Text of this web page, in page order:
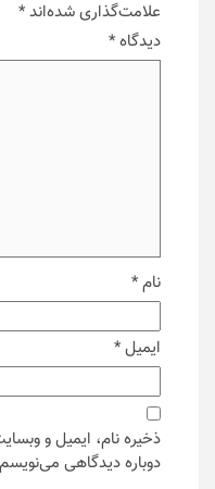
علامت‌گذاری شده‌اند*
دیدگاه*
نام*
ایمیل*
ذخیره نام، ایمیل و
دوباره دیدگاهی